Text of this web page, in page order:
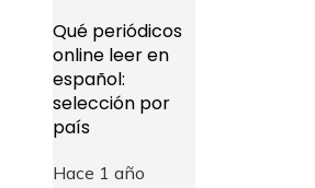
Qué periódicos
online leer en
español:
selección por
país
Hace 1 año